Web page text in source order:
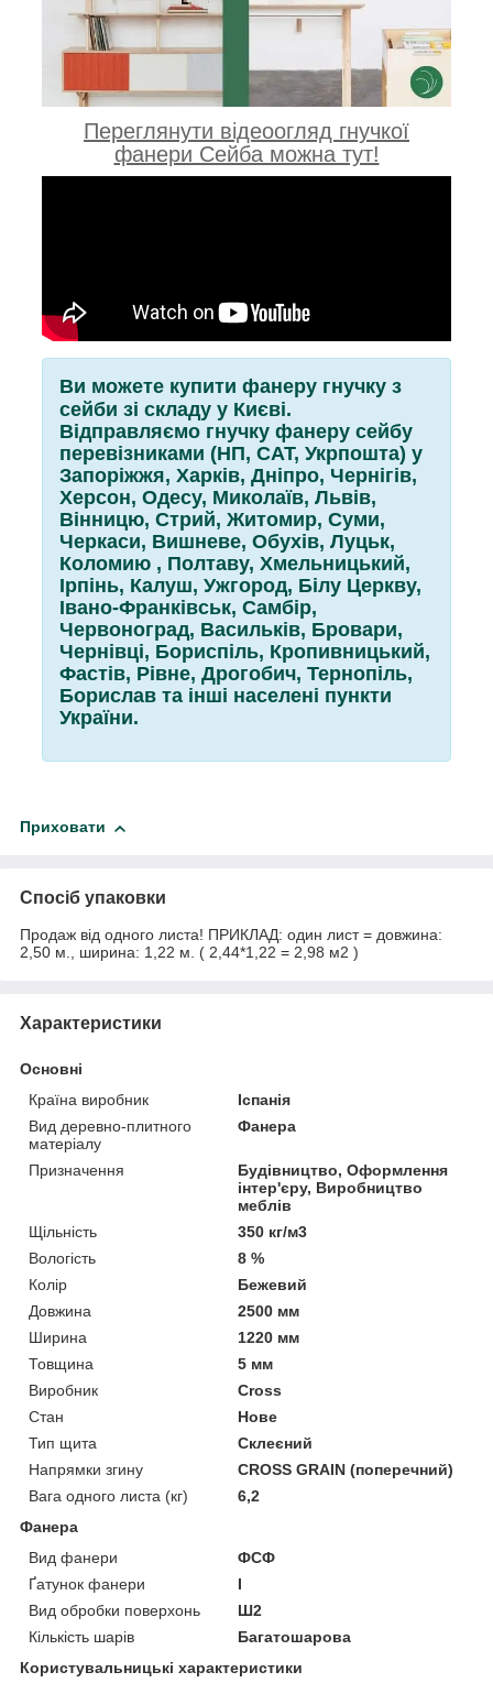
Переглянути відеоогляд гнучкої
фанери Сейба можна тут!
Ви можете купити фанеру гнучку з
сейби зі складу у Києві.
Відправляємо гнучку фанеру сейбу
перевізниками (НП, САТ, Укрпошта) у
Запоріжжя, Харків, Дніпро, Чернігів,
Херсон, Одесу, Миколаїв, Львів,
Вінницю, Стрий, Житомир, Суми,
Черкаси, Вишневе, Обухів, Луцьк,
Коломию , Полтаву, Хмельницький,
Ірпінь, Калуш, Ужгород, Білу Церкву,
Івано-Франківськ, Самбір,
Червоноград, Васильків, Бровари,
Чернівці, Бориспіль, Кропивницький,
Фастів, Рівне, Дрогобич, Тернопіль,
Борислав та інші населені пункти
України.
Приховати
Спосіб упаковки
Продаж від одного листа! ПРИКЛАД: один лист = довжина:
2,50 м., ширина: 1,22 м. ( 2,44*1,22 = 2,98 м2 )
Характеристики
Основні
Країна виробник
Іспанія
Вид деревно-плитного
матеріалу
Фанера
Призначення
Будівництво, Оформлення
інтер'єру, Виробництво
меблів
Щільність
350 кг/м3
Вологість
8 %
Колір
Бежевий
Довжина
2500 мм
Ширина
1220 мм
Товщина
5 мм
Виробник
Cross
Стан
Нове
Тип щита
Склеєний
Напрямки згину
CROSS GRAIN (поперечний)
Вага одного листа (кг)
6,2
Фанера
Вид фанери
ФСФ
Ґатунок фанери
I
Вид обробки поверхонь
Ш2
Кількість шарів
Багатошарова
Користувальницькі характеристики